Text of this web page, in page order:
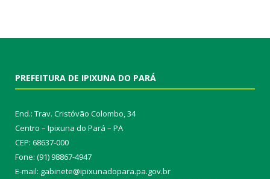
PREFEITURA DE IPIXUNA DO PARÁ
End.: Trav. Cristóvão Colombo, 34
Centro – Ipixuna do Pará – PA
CEP: 68637-000
Fone: (91) 98867-4947
E-mail: gabinete@ipixunadopara.pa.gov.br